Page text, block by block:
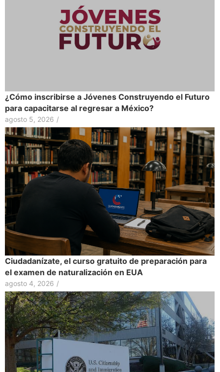
¿Cómo inscribirse a Jóvenes Construyendo el Futuro
para capacitarse al regresar a México?
agosto 5, 2026 /
Ciudadanízate, el curso gratuito de preparación para
el examen de naturalización en EUA
agosto 4, 2026 /